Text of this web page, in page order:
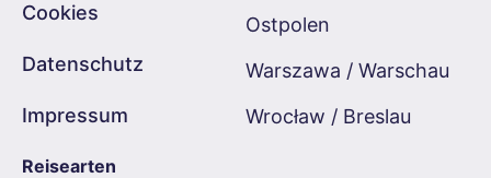
Cookies
Datenschutz
Impressum
Ostpolen
Warszawa / Warschau
Wrocław / Breslau
Reisearten